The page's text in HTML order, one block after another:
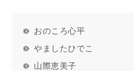
おのころ心平
やましたひでこ
山際恵美子